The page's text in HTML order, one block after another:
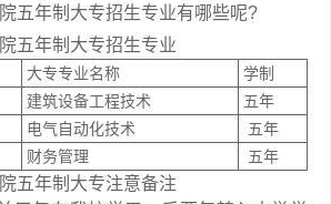
五年制大专招生专业有哪些呢?
五年制大专招生专业
大专专业名称
学制
建筑设备工程技术
五年
电气自动化技术
五年
财务管理 五年
五年制大专注意备注